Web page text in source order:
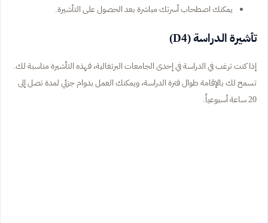
يمكنك اصطحاب أسرتك مباشرة بعد الحصول على التأشيرة.
تأشيرة الدراسة (D4)
إذا كنت ترغب في الدراسة في إحدى الجامعات البرتغالية، فهذه التأشيرة مناسبة لك.
تسمح لك بالإقامة طوال فترة الدراسة، ويمكنك العمل بدوام جزئي لمدة تصل إلى
20 ساعة أسبوعياً.